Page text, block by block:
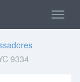
9334